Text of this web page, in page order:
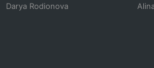
Darya Rodionova